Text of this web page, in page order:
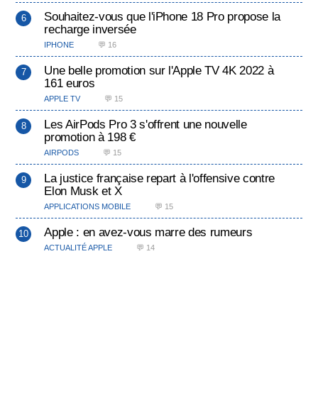
Souhaitez-vous que l'iPhone 18 Pro propose la
recharge inversée
IPHONE 💬 16
Une belle promotion sur l'Apple TV 4K 2022 à
161 euros
APPLE TV 💬 15
Les AirPods Pro 3 s'offrent une nouvelle
promotion à 198 €
AIRPODS 💬 15
La justice française repart à l'offensive contre
Elon Musk et X
APPLICATIONS MOBILE 💬 15
Apple : en avez-vous marre des rumeurs
ACTUALITÉ APPLE 💬 14